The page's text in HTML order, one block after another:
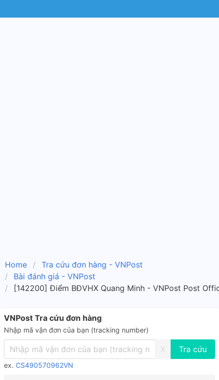
Home
Tra cứu đơn hàng - VNPost
Bài đánh giá - VNPost
[142200] Điểm BĐVHX Quang Minh - VNPost Post
VNPost Tra cứu đơn hàng
Nhập mã vận đơn của bạn (tracking number)
X
ex. CS490570962VN